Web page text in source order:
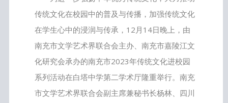
传统文化在校园中的普及与传播，加强传统文化
在学生心中的浸润与传承，12月14日晚上，由
南充市文学艺术界联合会主办、南充市嘉陵江文
化研究会承办的南充市2023年传统文化进校园
系列活动在白塔中学第二学术厅隆重举行。南充
市文学艺术界联合会副主席兼秘书长杨林、四川